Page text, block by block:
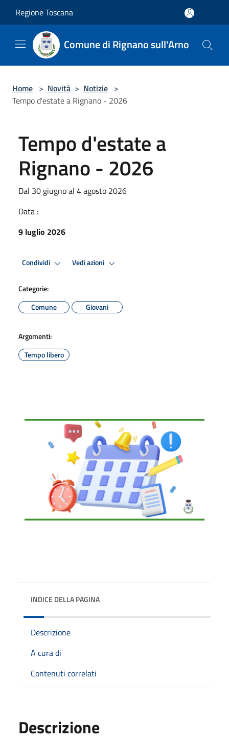
Regione Toscana
Comune di Rignano sull'Arno
Home > Novità > Notizie >
Tempo d'estate a Rignano - 2026
Tempo d'estate a
Rignano - 2026
Dal 30 giugno al 4 agosto 2026
Data :
9 luglio 2026
Condividi Vedi azioni
Categorie:
Comune
Giovani
Argomenti:
Tempo libero
INDICE DELLA PAGINA
Descrizione
A cura di
Contenuti correlati
Descrizione